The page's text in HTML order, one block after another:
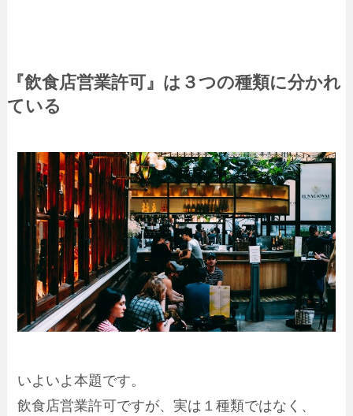
『飲食店営業許可』は３つの種類に分かれ
ている
いよいよ本題です。
飲食店営業許可ですが、実は１種類ではなく、